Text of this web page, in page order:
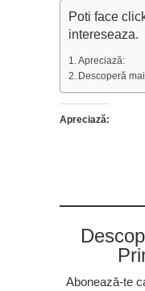
Poti face
intereseaza.
Apreciază:
Descoperă
Apreciază:
Abonează-te